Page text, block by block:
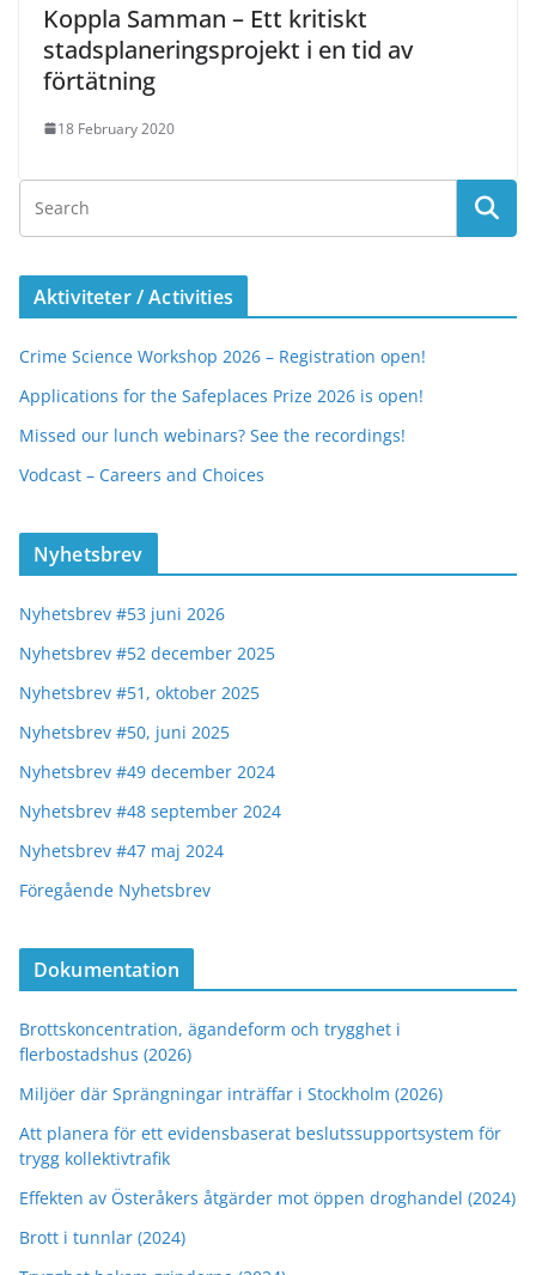
Koppla Samman – Ett kritiskt
stadsplaneringsprojekt i en tid av
förtätning
18 February 2020
Aktiviteter / Activities
Crime Science Workshop 2026 – Registration open!
Applications for the Safeplaces Prize 2026 is open!
Missed our lunch webinars? See the recordings!
Vodcast – Careers and Choices
Nyhetsbrev
Nyhetsbrev #53 juni 2026
Nyhetsbrev #52 december 2025
Nyhetsbrev #51, oktober 2025
Nyhetsbrev #50, juni 2025
Nyhetsbrev #49 december 2024
Nyhetsbrev #48 september 2024
Nyhetsbrev #47 maj 2024
Föregående Nyhetsbrev
Dokumentation
Brottskoncentration, ägandeform och trygghet i
flerbostadshus (2026)
Miljöer där Sprängningar inträffar i Stockholm (2026)
Att planera för ett evidensbaserat beslutssupportsystem för
trygg kollektivtrafik
Effekten av Österåkers åtgärder mot öppen droghandel (2024)
Brott i tunnlar (2024)